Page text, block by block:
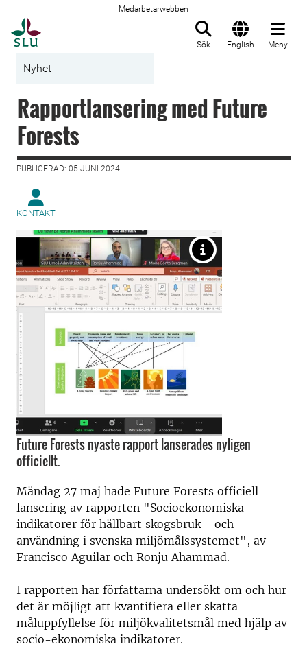
Medarbetarwebben
Sök English Meny
Nyhet
Rapportlansering med Future
Forests
PUBLICERAD: 05 JUNI 2024
KONTAKT
Future Forests nyaste rapport lanserades nyligen
officiellt.
Måndag 27 maj hade Future Forests officiell
lansering av rapporten "Socioekonomiska
indikatorer för hållbart skogsbruk - och
användning i svenska miljömålssystemet", av
Francisco Aguilar och Ronju Ahammad.
I rapporten har författarna undersökt om och hur
det är möjligt att kvantifiera eller skatta
måluppfyllelse för miljökvalitetsmål med hjälp av
socio-ekonomiska indikatorer.